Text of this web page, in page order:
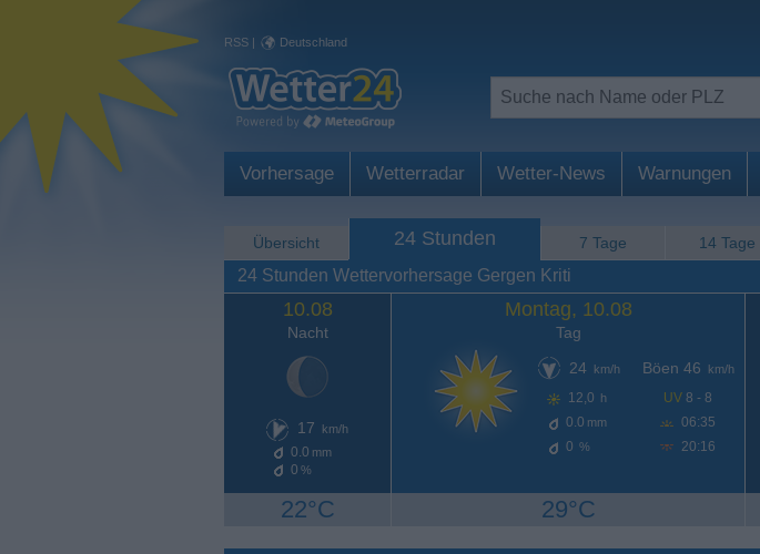
RSS | Deutschland
Vorhersage Wetterradar Wetter-News Warnungen
Übersicht 24 Stunden 7 Tage 14 Tage
24 Stunden Wettervorhersage Gergen Kriti
10.08
Nacht
17 km/h
0.0 mm
0 %
22°C
Montag, 10.08
Tag
24
km/h
12,0 h
0.0 mm
0 %
Böen 46 km/h
UV 8 - 8
06:35
20:16
29°C